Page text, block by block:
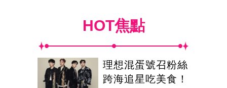
HOT焦點
理想混蛋號召粉絲
跨海追星吃美食！